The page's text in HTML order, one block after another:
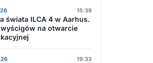
15:39
świata ILCA 4 w Aarhus.
na otwarcie
19:33